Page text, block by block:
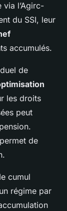
l’Agirc-
du SSI, leur
accumulés.
de
les droits
peut
de
cumul
régime par